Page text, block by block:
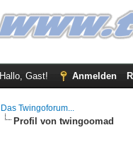
Hallo, Gast! Anmelden
Das Twingoforum...
Profil von twingoomad